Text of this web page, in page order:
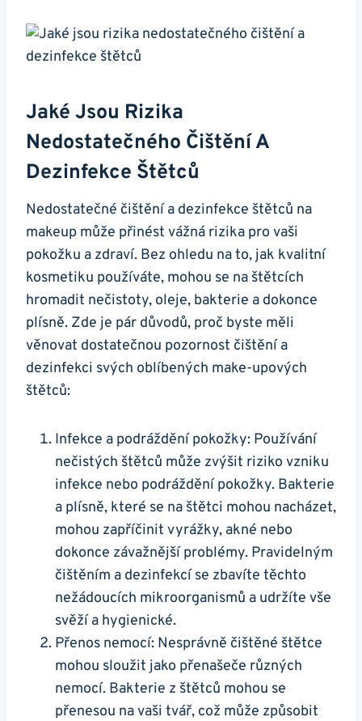
Jaké Jsou Rizika
Nedostatečného Čištění A
Dezinfekce Štětců
Nedostatečné čištění a dezinfekce štětců na
makeup může přinést vážná rizika pro vaši
pokožku a zdraví. Bez ohledu na to, jak kvalitní
kosmetiku používáte, mohou se na štětcích
hromadit nečistoty, oleje, bakterie a dokonce
plísně. Zde je pár důvodů, proč byste měli
věnovat dostatečnou pozornost čištění a
dezinfekci svých oblíbených make-upových
štětců:
Infekce a podráždění pokožky: Používání
nečistých štětců může zvýšit riziko vzniku
infekce nebo podráždění pokožky. Bakterie
a plísně, které se na štětci mohou nacházet,
mohou zapříčinit vyrážky, akné nebo
dokonce závažnější problémy. Pravidelným
čištěním a dezinfekcí se zbavíte těchto
nežádoucích mikroorganismů a udržíte vše
svěží a hygienické.
Přenos nemocí: Nesprávně čištěné štětce
mohou sloužit jako přenašeče různých
nemocí. Bakterie z štětců mohou se
přenesou na vaši tvář, což může způsobit